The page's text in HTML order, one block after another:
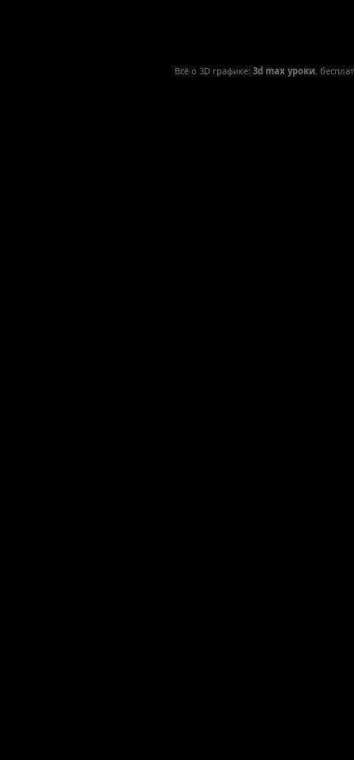
Всё о 3D графике: 3d max уроки,